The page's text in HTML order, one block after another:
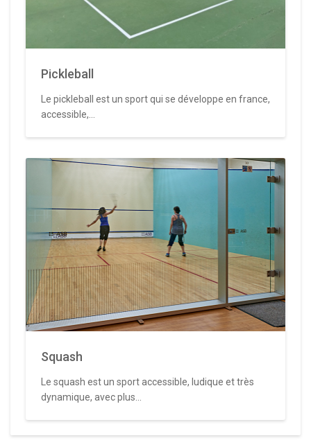
Pickleball
Le pickleball est un sport qui se développe en france,
accessible,...
Squash
Le squash est un sport accessible, ludique et très
dynamique, avec plus...